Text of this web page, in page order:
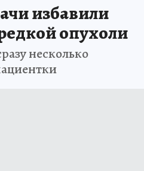
избавили
опухоли
несколько